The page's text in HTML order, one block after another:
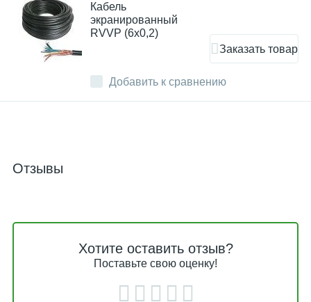
Добавить к сравнению
Кабель
экранированный
RVVP (6х0,2)
Заказать товар
Отзывы
Хотите оставить отзыв?
Поставьте свою оценку!